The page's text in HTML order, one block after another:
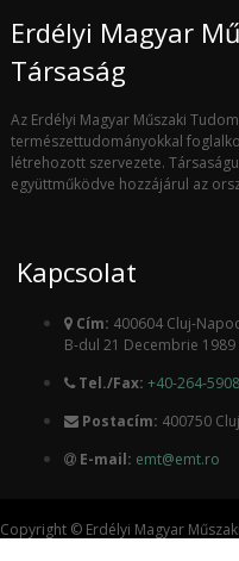
Erdélyi Magyar
Társaság
Az Erdélyi Magyar Műszaki
természettudományokkal
létrehozott szervezete.
együttműködve hozzájárul az
Kapcsolat
Cím: 400604 Cluj-
B-dul 21 Decembrie 1989
Tel./Fax: +40-264-
Postacím: 400750
E-mail: emt@emt.ro
Copyright © Erdélyi Magyar